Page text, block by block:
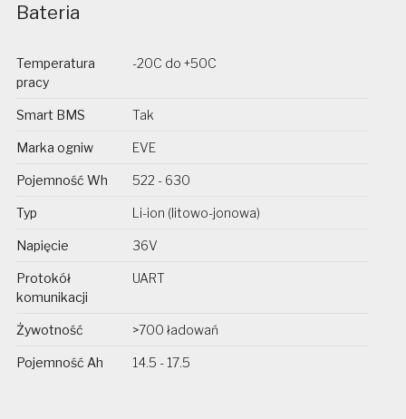
Bateria
Temperatura
pracy
-20C do +50C
Smart BMS Tak
Marka ogniw EVE
Pojemność Wh 522 - 630
Typ Li-ion (litowo-jonowa)
Napięcie 36V
Protokół
komunikacji
UART
Żywotność >700 ładowań
Pojemność Ah 14.5 - 17.5